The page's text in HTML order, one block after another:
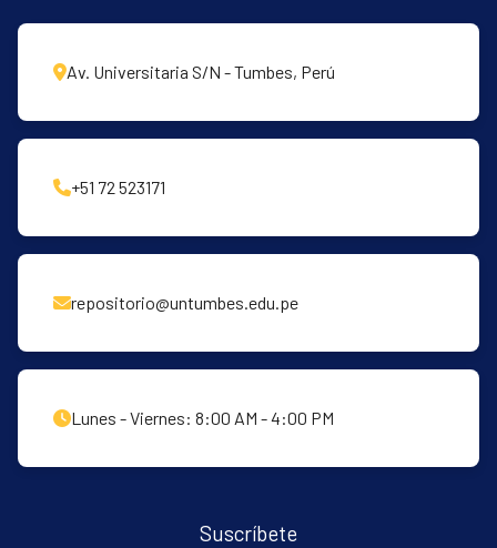
Av. Universitaria S/N - Tumbes, Perú
+51 72 523171
repositorio@untumbes.edu.pe
Lunes - Viernes: 8:00 AM - 4:00 PM
Suscríbete